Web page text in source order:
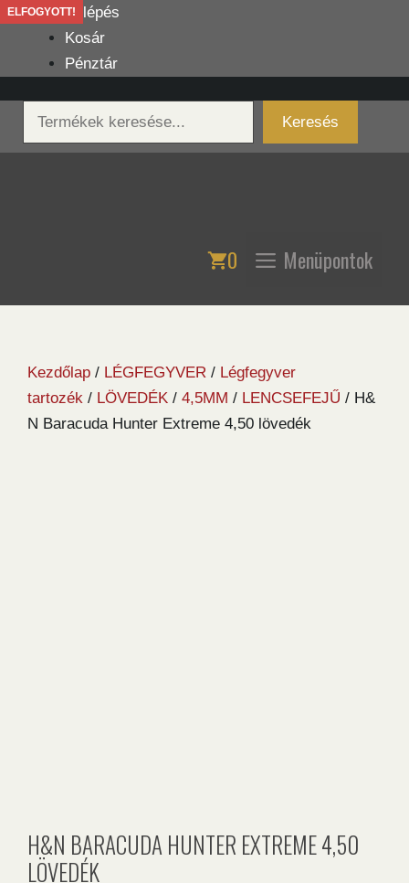
Kilépés
tartalomba
Belépés
Kosár
Pénztár
Keresés
Keresés
0 Menüpontok
Kezdőlap / LÉGFEGYVER / Légfegyver
tartozék / LÖVEDÉK / 4,5MM / LENCSEFEJŰ / H&
N Baracuda Hunter Extreme 4,50 lövedék
ELFOGYOTT!
H&N BARACUDA HUNTER EXTREME 4,50
LÖVEDÉK